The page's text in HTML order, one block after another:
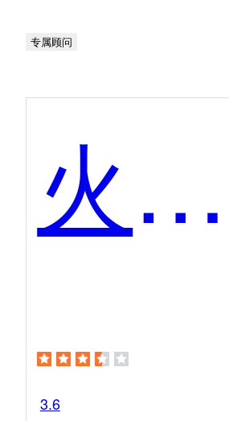
专属顾问
火眼审阅
3.6